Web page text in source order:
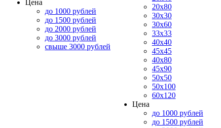
Цена
до 1000 рублей
до 1500 рублей
до 2000 рублей
до 3000 рублей
свыше 3000 рублей
20x80
30x30
30x60
33x33
40x40
45x45
40x80
45x90
50x50
50x100
60x120
Цена
до 1000 рублей
до 1500 рублей